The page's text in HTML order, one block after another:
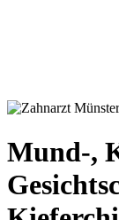
Mund-,